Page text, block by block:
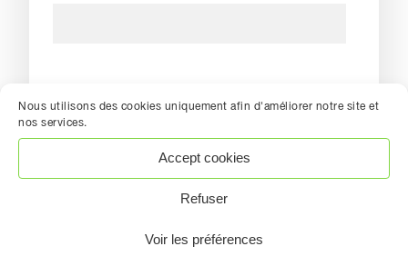
Nous utilisons des cookies uniquement afin d'améliorer notre site et
nos services.
Accept cookies
Refuser
Voir les préférences
chez vous
—Veuillez choisir une option—